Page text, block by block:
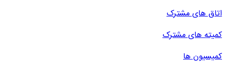
اتاق های مشترک
کمیته های مشترک
کمیسیون ها